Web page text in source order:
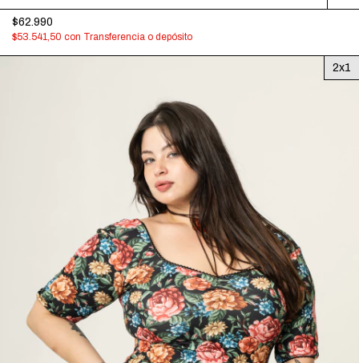
$62.990
$53.541,50 con Transferencia o depósito
2x1